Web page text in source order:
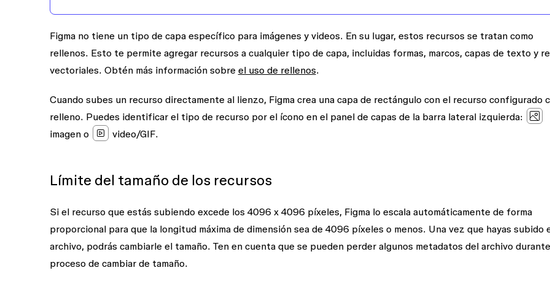
Figma no tiene un tipo de capa específico para imágenes y videos. En su lugar, estos recursos se tratan como
rellenos. Esto te permite agregar recursos a cualquier tipo de capa, incluidas formas, marcos, capas de texto y
vectoriales. Obtén más información sobre el uso de rellenos.
Cuando subes un recurso directamente al lienzo, Figma crea una capa de rectángulo con el recurso configurado
relleno. Puedes identificar el tipo de recurso por el ícono en el panel de capasde la barra lateral izquierda:
imageno video/GIF.
Límite del tamaño de los recursos
Si el recurso que estás subiendo excede los 4096 x 4096 píxeles, Figma lo escala automáticamente de forma
proporcional para que la longitud máxima de dimensión sea de 4096 píxeles o menos. Una vez que hayas subido
archivo, podrás cambiarle el tamaño. Ten en cuenta que se pueden perder algunos metadatos del archivo
proceso de cambiar de tamaño.